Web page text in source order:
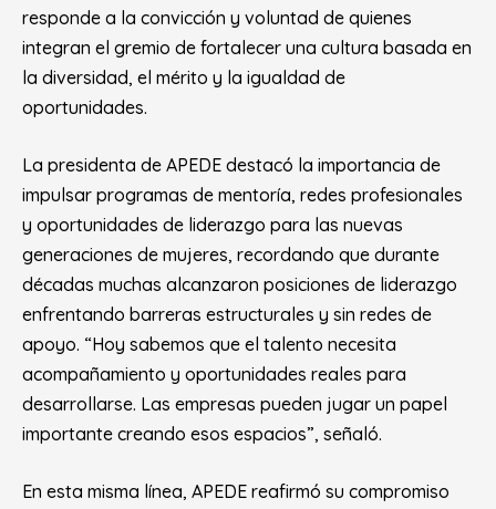
responde a la convicción y voluntad de quienes
integran el gremio de fortalecer una cultura basada en
la diversidad, el mérito y la igualdad de
oportunidades.
La presidenta de APEDE destacó la importancia de
impulsar programas de mentoría, redes profesionales
y oportunidades de liderazgo para las nuevas
generaciones de mujeres, recordando que durante
décadas muchas alcanzaron posiciones de liderazgo
enfrentando barreras estructurales y sin redes de
apoyo. “Hoy sabemos que el talento necesita
acompañamiento y oportunidades reales para
desarrollarse. Las empresas pueden jugar un papel
importante creando esos espacios”, señaló.
En esta misma línea, APEDE reafirmó su compromiso